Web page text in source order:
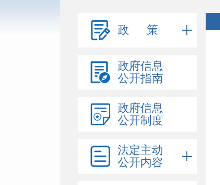
政 策
政府信息
公开指南
政府信息
公开制度
法定主动
公开内容